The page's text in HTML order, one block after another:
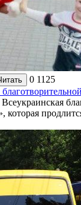
0 1125
которая